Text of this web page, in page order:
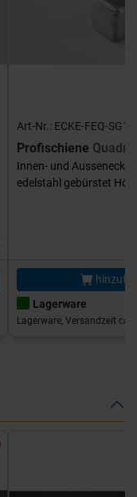
Art-Nr.: ECKE-FEQ-
Profischiene
Innen- und Aussenecke
edelstahl gebürstet
Lagerware
Lagerware, Versandzeit ca.